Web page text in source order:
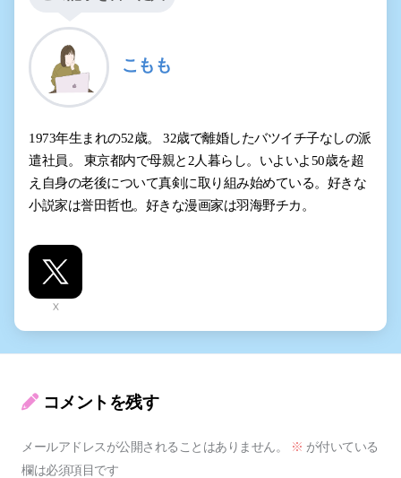
こもも
1973年生まれの52歳。 32歳で離婚したバツイチ子なしの派
遣社員。 東京都内で母親と2人暮らし。いよいよ50歳を超
え自身の老後について真剣に取り組み始めている。好きな
小説家は誉田哲也。好きな漫画家は羽海野チカ。
X
コメントを残す
メールアドレスが公開されることはありません。 ※ が付いている
欄は必須項目です